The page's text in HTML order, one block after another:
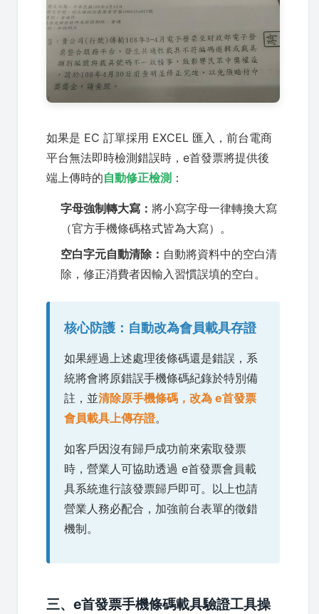
如果是 EC 訂單採用 EXCEL 匯入，前台電商
平台無法即時檢測錯誤時，e首發票將提供後
端上傳時的自動修正檢測 ：
字母強制轉大寫： 將小寫字母一律轉換大寫
（官方手機條碼格式皆為大寫）。
空白字元自動清除： 自動將資料中的空白清
除，修正消費者因輸入習慣誤填的空白。
核心防護：自動改為會員載具存證
如果經過上述處理後條碼還是錯誤，系
統將會將原錯誤手機條碼紀錄於特別備
註，並清除原手機條碼，改為 e首發票
會員載具上傳存證。
如客戶因沒有歸戶成功前來索取發票
時，營業人可協助透過 e首發票會員載
具系統進行該發票歸戶即可。以上也請
營業人務必配合，加強前台表單的徵錯
機制。
三、e首發票手機條碼載具驗證工具操